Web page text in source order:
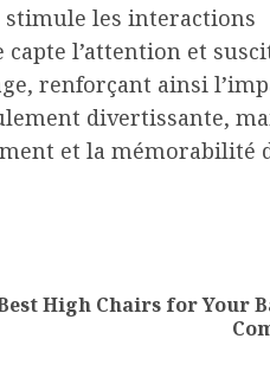
stimule les interactions
l’attention et
renforçant ainsi
divertissante,
et la mémorabilité
High Chairs for Your